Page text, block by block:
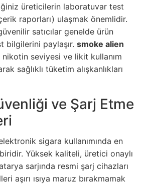
üreticilerin laboratuvar test
raporları) ulaşmak önemlidir.
satıcılar genelde ürün
bilgilerini paylaşır. smoke alien
nikotin seviyesi ve likit kullanım
sağlıklı tüketim alışkanlıkları
ve Şarj Etme
sigara kullanımında en
Yüksek kaliteli, üretici onaylı
sarjında resmi şarj cihazları
aşırı ısıya maruz bırakmamak